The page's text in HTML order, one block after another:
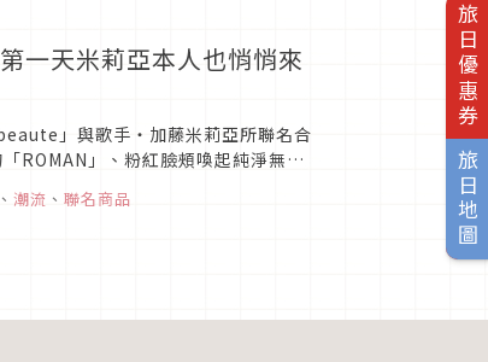
旅日優惠券
旅日地圖
一天米莉亞本人也悄悄來
」與歌手・加藤米莉亞所聯名合
ROMAN」、粉紅臉頰喚起純淨無辜
、 潮流 、 聯名商品